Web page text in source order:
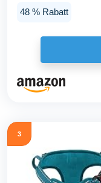
stark...
48 % Rabatt
3